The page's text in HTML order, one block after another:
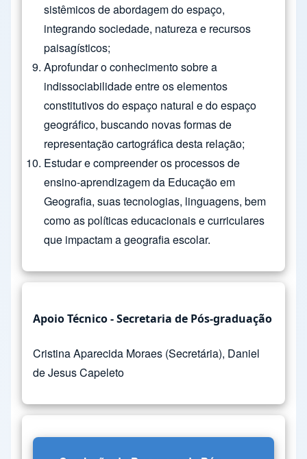
sistêmicos de abordagem do espaço,
integrando sociedade, natureza e recursos
paisagísticos;
Aprofundar o conhecimento sobre a
indissociabilidade entre os elementos
constitutivos do espaço natural e do espaço
geográfico, buscando novas formas de
representação cartográfica desta relação;
Estudar e compreender os processos de
ensino-aprendizagem da Educação em
Geografia, suas tecnologias, linguagens, bem
como as políticas educacionais e curriculares
que impactam a geografia escolar.
Apoio Técnico - Secretaria de Pós-graduação
Cristina Aparecida Moraes (Secretária), Daniel
de Jesus Capeleto